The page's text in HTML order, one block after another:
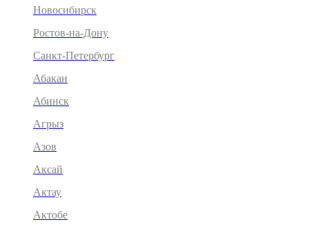
Новосибирск
Ростов-на-Дону
Санкт-Петербург
Абакан
Абинск
Агрыз
Азов
Аксай
Актау
Актобе